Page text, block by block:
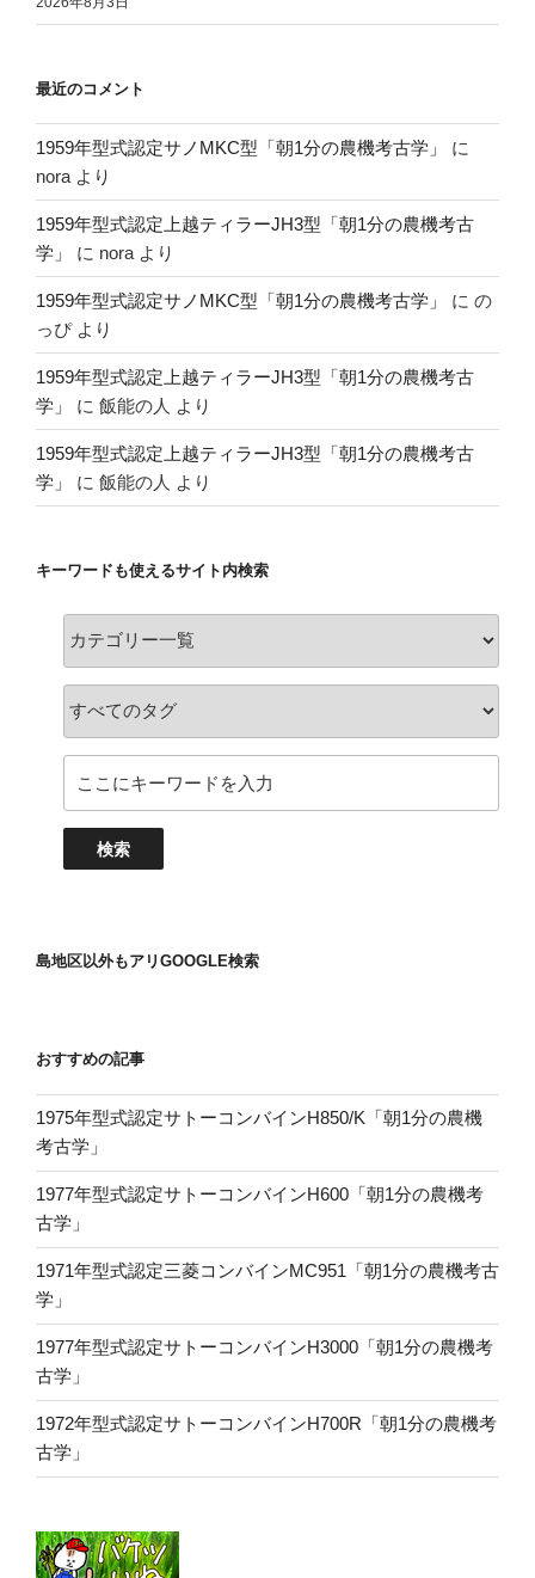
最近のコメント
1959年型式認定サノMKC型「朝1分の農機考古学」
に
nora より
1959年型式認定上越ティラーJH3型「朝1分の農機考古
学」
に nora より
1959年型式認定サノMKC型「朝1分の農機考古学」 に の
っぴより
1959年型式認定上越ティラーJH3型「朝1分の農機考古
学」
に 飯能の人 より
1959年型式認定上越ティラーJH3型「朝1分の農機考古
学」
に 飯能の人 より
キーワードも使えるサイト内検索
島地区以外もアリGOOGLE検索
おすすめの記事
1975年型式認定サトーコンバインH850/K「朝1分の農機
考古学」
1977年型式認定サトーコンバインH600「朝1分の農機考
古学」
1971年型式認定三菱コンバインMC951「朝1分の農機考古
学」
1977年型式認定サトーコンバインH3000「朝1分の農機考
古学」
1972年型式認定サトーコンバインH700R「朝1分の農機考
古学」